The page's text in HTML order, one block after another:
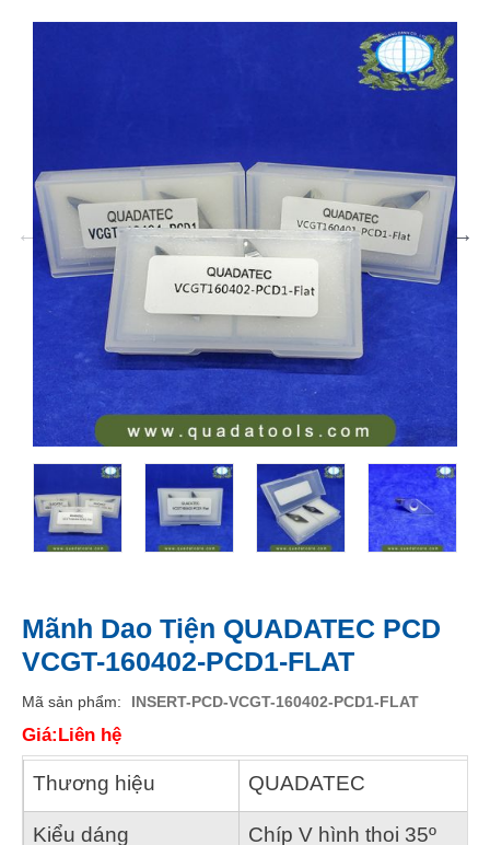
Mãnh Dao Tiện QUADATEC PCD
VCGT-160402-PCD1-FLAT
Mã sản phẩm INSERT-PCD-VCGT-160402-PCD1-FLAT
Giá:Liên hệ
Thương hiệu QUADATEC
Kiểu dáng Chíp V hình thoi 35º